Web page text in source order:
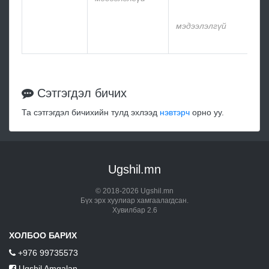
мэдээлэлгүй
Сэтгэгдэл бичих
Та сэтгэгдэл бичихийн тулд эхлээд нэвтэрч орно уу.
Ugshil.mn
© 2018-2026 Ugshil.mn
Бүх эрх хуулиар хамгаалагдсан.
Хувилбар 2.6
ХОЛБОО БАРИХ
+976 99735573